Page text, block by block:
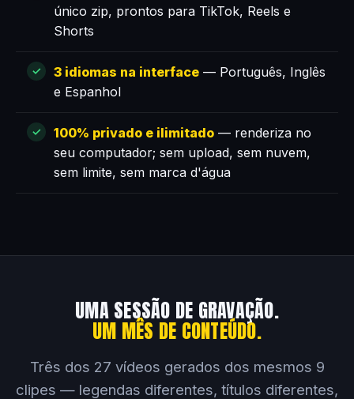
único zip, prontos para TikTok, Reels e
Shorts
3 idiomas na interface — Português, Inglês
e Espanhol
100% privado e ilimitado — renderiza no
seu computador; sem upload, sem nuvem,
sem limite, sem marca d'água
UMA SESSÃO DE GRAVAÇÃO.
UM MÊS DE CONTEÚDO.
Três dos 27 vídeos gerados dos mesmos 9
clipes — legendas diferentes, títulos diferentes,